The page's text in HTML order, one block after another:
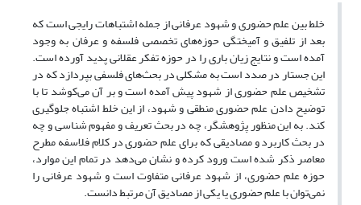
خلط بین علم حضوری و شهود عرفانی از جمله اشتباهات رایجی است که
بعد از تلفیق و آمیختگی حوزه‌های تخصصی فلسفه و عرفان به وجود
آمده است و نتایج زیان باری را در حوزه تفکر عقلانی پدید آورده است.
این جستار در صدد است به مشکلی در بحث‌های فلسفی بپردازد که در
تشخیص علم حضوری از شهود پیش آمده است و بر آن می‌کوشد تا با
توضیح دادن علم حضوری منطقی و شهود، از این خلط اشتباه جلوگیری
کند. به این منظور پژوهشگر، چه در بحث تعریف و مفهوم شناسی و چه
در بحث کاربرد و مصادیقی که برای علم حضوری در کلام فلاسفه مطرح
معاصر ذکر شده است ورود کرده و نشان می‌دهد در تمام این موارد،
حوزه علم حضوری، از شهود عرفانی متفاوت است و شهود عرفانی را
نمی‌توان با علم حضوری یا یکی از مصادیق آن مرتبط دانست.